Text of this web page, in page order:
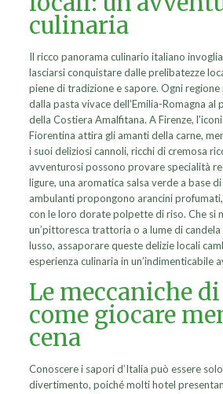
culinaria
Il ricco panorama culinario italiano
lasciarsi conquistare dalle prelibatezze
piene di tradizione e sapore. Ogni
dalla pasta vivace dell’Emilia-Romagna al
della Costiera Amalfitana. A Firenze,
Fiorentina attira gli amanti della carne,
i suoi deliziosi cannoli, ricchi di cremosa
avventurosi possono provare specialità
ligure, una aromatica salsa verde a base
ambulanti propongono arancini
con le loro dorate polpette di riso. Che si
un’pittoresca trattoria o a lume di
lusso, assaporare queste delizie locali
esperienza culinaria in un’indimenticabile
Le meccaniche
come giocare
cena
Conoscere i sapori d’Italia può essere
divertimento, poiché molti hotel